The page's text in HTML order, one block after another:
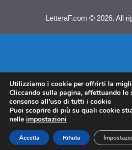
LetteraF.com © 2026. All
Utilizziamo i cookie per offrirti la
Cliccando sulla pagina, effettuando
consenso all’uso di tutti i cookie
Puoi scoprire di più su quali cookie
nelle impostazioni
Accetta Rifiuta